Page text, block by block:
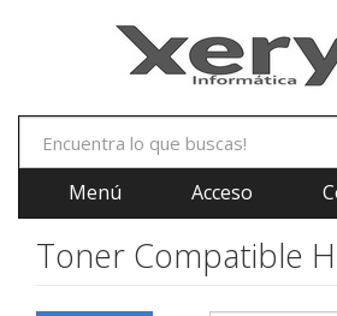
Menú Acceso
Toner Compatible